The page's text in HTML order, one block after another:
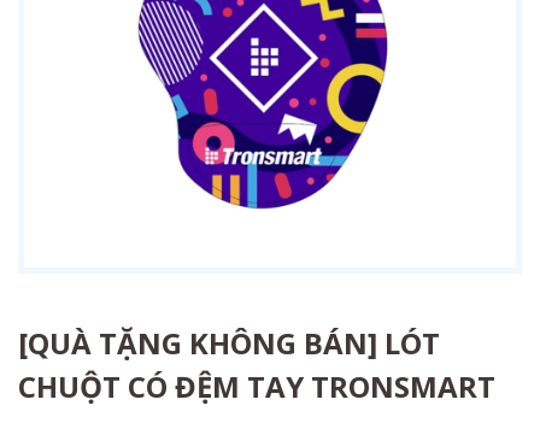
[QUÀ TẶNG KHÔNG BÁN] LÓT
CHUỘT CÓ ĐỆM TAY TRONSMART